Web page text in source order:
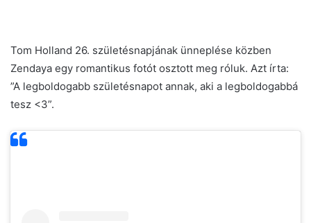
Tom Holland 26. születésnapjának ünneplése közben
Zendaya egy romantikus fotót osztott meg róluk. Azt írta:
”A legboldogabb születésnapot annak, aki a legboldogabbá
tesz <3”.